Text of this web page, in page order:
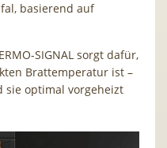
basierend auf
SIGNAL sorgt dafür,
Brattemperatur ist –
sie optimal vorgeheizt